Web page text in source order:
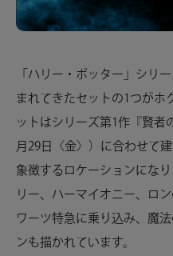
「ハリー・ポッター」シリ
まれてきたセットの1つがホ
ットはシリーズ第1作『賢者
月29日〈金〉）に合わせて
象徴するロケーションにな
リー、ハーマイオニー、ロ
ワーツ特急に乗り込み、魔
ンも描かれています。